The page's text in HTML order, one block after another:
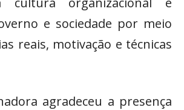
e sociedade por meio
reais, motivação e técnicas
agradeceu a presença